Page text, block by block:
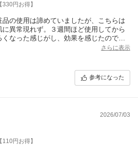
円お得】
の使用は諦めていましたが、こちらは
異常現れず。３週間ほど使用してから
なった感じがし、効果を感じたので継
さらに表示
参考になった
2026/07/03
円お得】